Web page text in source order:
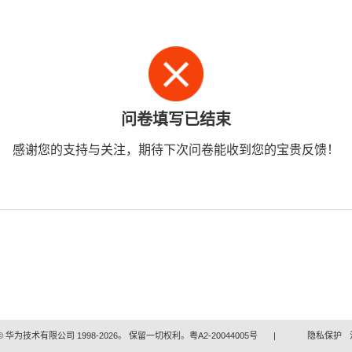
问卷填写已结束
感谢您的支持与关注，期待下次问卷能收到您的宝贵反馈！
华为技术有限公司 1998-2026。 保留一切权利。粤A2-20044005号 | 隐私保护